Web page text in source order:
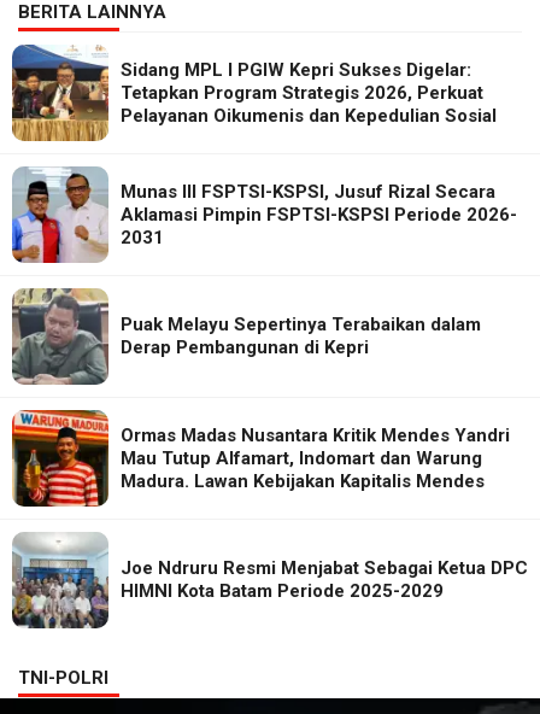
BERITA LAINNYA
Sidang MPL I PGIW Kepri Sukses Digelar:
Tetapkan Program Strategis 2026, Perkuat
Pelayanan Oikumenis dan Kepedulian Sosial
Munas III FSPTSI-KSPSI, Jusuf Rizal Secara
Aklamasi Pimpin FSPTSI-KSPSI Periode 2026-
2031
Puak Melayu Sepertinya Terabaikan dalam
Derap Pembangunan di Kepri
Ormas Madas Nusantara Kritik Mendes Yandri
Mau Tutup Alfamart, Indomart dan Warung
Madura. Lawan Kebijakan Kapitalis Mendes
Joe Ndruru Resmi Menjabat Sebagai Ketua DPC
HIMNI Kota Batam Periode 2025-2029
TNI-POLRI